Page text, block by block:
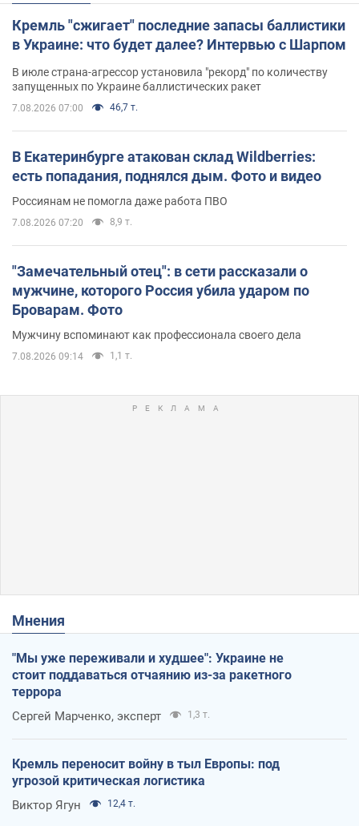
Кремль "сжигает" последние запасы баллистики
в Украине: что будет далее? Интервью с Шарпом
В июле страна-агрессор установила "рекорд" по количеству
запущенных по Украине баллистических ракет
7.08.2026 07:00 46,7 т.
В Екатеринбурге атакован склад Wildberries:
есть попадания, поднялся дым. Фото и видео
Россиянам не помогла даже работа ПВО
7.08.2026 07:20 8,9 т.
"Замечательный отец": в сети рассказали о
мужчине, которого Россия убила ударом по
Броварам. Фото
Мужчину вспоминают как профессионала своего дела
7.08.2026 09:14 1,1 т.
Мнения
"Мы уже переживали и худшее": Украине не
стоит поддаваться отчаянию из-за ракетного
террора
Сергей Марченко, эксперт 1,3 т.
Кремль переносит войну в тыл Европы: под
угрозой критическая логистика
Виктор Ягун 12,4 т.